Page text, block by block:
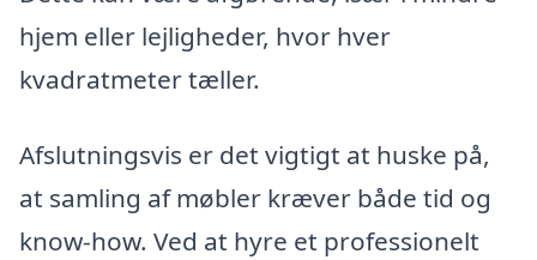
hjem eller lejligheder, hvor hver
kvadratmeter tæller.
Afslutningsvis er det vigtigt at huske på,
at samling af møbler kræver både tid og
know-how. Ved at hyre et professionelt